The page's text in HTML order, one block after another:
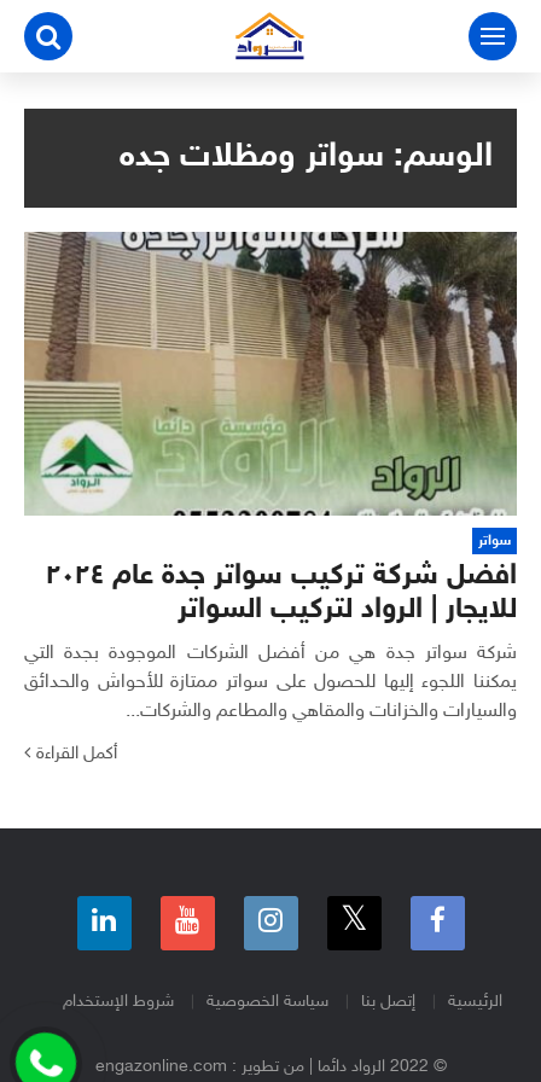
التجاوز
المحتوى
الوسم: سواتر ومظلات جده
سواتر
افضل شركة تركيب سواتر جدة عام ٢٠٢٤
للايجار | الرواد لتركيب السواتر
شركة سواتر جدة هي من أفضل الشركات الموجودة بجدة التي
يمكننا اللجوء إليها للحصول على سواتر ممتازة للأحواش والحدائق
والسيارات والخزانات والمقاهي والمطاعم والشركات...
أكمل القراءة
الرئيسية إتصل بنا سياسة الخصوصية شروط الإستخدام
© 2022 الرواد دائما | من تطوير : engazonline.com